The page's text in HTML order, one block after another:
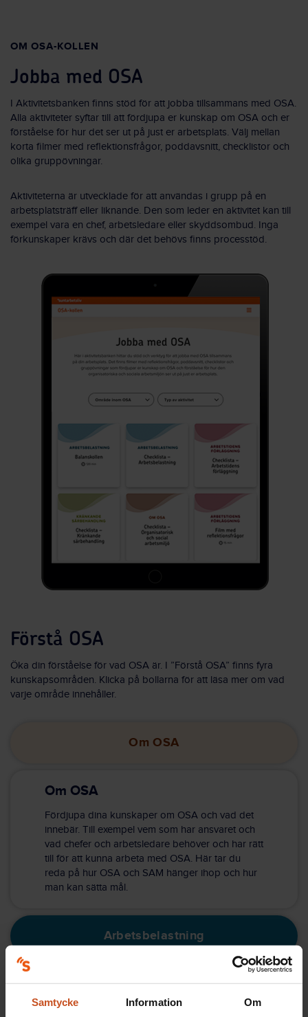
Samtycke Information Om
OM OSA-KOLLEN
Jobba med OSA
I Aktivitetsbanken finns stöd för att jobba tillsammans med OSA.
Alla aktiviteter syftar till att fördjupa er kunskap om OSA och er
förståelse för hur det ser ut på just er arbetsplats. Välj mellan
korta filmer med reflektionsfrågor, poddavsnitt, checklistor och
olika gruppövningar.
Aktiviteterna är utvecklade för att användas i grupp på en
arbetsplatsträff eller liknande. Den som leder en aktivitet kan till
exempel vara en chef, arbetsledare eller skyddsombud. Inga
förkunskaper krävs och där det behövs finns processtöd.
Förstå OSA
Öka din förståelse för vad OSA är. I ”Förstå OSA” finns fyra
kunskapsområden. Klicka på bollarna för att läsa mer om vad
varje område innehåller.
Om OSA
Om OSA
Fördjupa dina kunskaper om OSA och vad det
innebär. Till exempel vem som har ansvaret och
vad chefer och arbetsledare behöver och har rätt
till för att kunna arbeta med OSA. Här tar du
reda på hur OSA och SAM hänger ihop och hur
man kan sätta mål.
Arbetsbelastning
Arbetstidens förläggning